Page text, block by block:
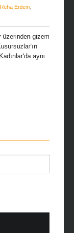
Reha Erdem
üzerinden gizem
aynı